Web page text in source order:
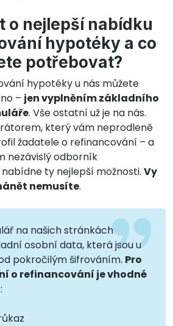
o nejlepší nabídku
hypotéky a co
potřebovat?
hypotéky u nás můžete
– jen vyplněním základního
. Vše ostatní už je na nás.
který vám neprodleně
žadatele o refinancování – a
nezávislý odborník
ty nejlepší možnosti. Vy
nemusíte.
na našich stránkách
osobní data, která jsou u
pokročilým šifrováním. Pro
o refinancování je vhodné
: